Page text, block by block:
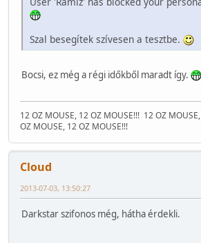
Szal besegítek szívesen a tesztbe.
Bocsi, ez még a régi időkből maradt így.
12 OZ MOUSE, 12 OZ MOUSE!!! 12 OZ
OZ MOUSE, 12 OZ MOUSE!!!
Cloud
2013-07-03, 13:50:27
Darkstar szifonos még, hátha érdekli.